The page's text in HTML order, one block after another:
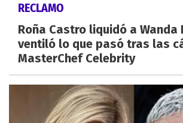
RECLAMO
Roña Castro liquidó a Wanda
ventiló lo que pasó tras las
MasterChef Celebrity